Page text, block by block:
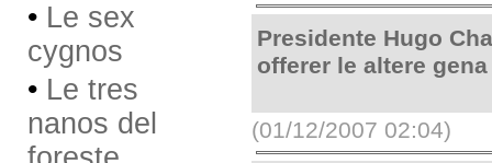
• Le sex
cygnos
• Le tres
nanos del
Presidente Hugo
offerer le altere gena
(01/12/2007 02:04)